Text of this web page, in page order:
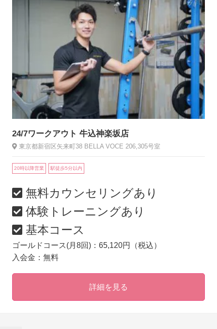
24/7ワークアウト 牛込神楽坂店
東京都新宿区矢来町38 BELLA VOCE 206,305号室
20時以降営業 駅徒歩5分以内
無料カウンセリングあり
体験トレーニングあり
基本コース
ゴールドコース(月8回)：65,120円（税込）
入会金：無料
詳細を見る